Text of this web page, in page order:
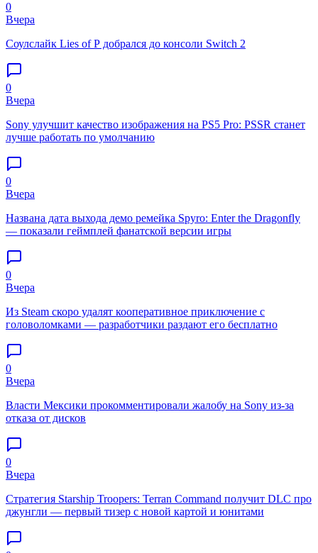
0
Вчера
Соулслайк Lies of P добрался до консоли Switch 2
0
Вчера
Sony улучшит качество изображения на PS5 Pro: PSSR станет
лучше работать по умолчанию
0
Вчера
Названа дата выхода демо ремейка Spyro: Enter the Dragonfly
— показали геймплей фанатской версии игры
0
Вчера
Из Steam скоро удалят кооперативное приключение с
головоломками — разработчики раздают его бесплатно
0
Вчера
Власти Мексики прокомментировали жалобу на Sony из-за
отказа от дисков
0
Вчера
Стратегия Starship Troopers: Terran Command получит DLC про
джунгли — первый тизер с новой картой и юнитами